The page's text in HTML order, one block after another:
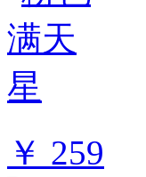
￥ 259